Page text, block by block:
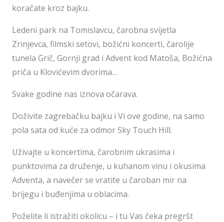
koračate kroz bajku.
Ledeni park na Tomislavcu, čarobna svijetla
Zrinjevca, filmski setovi, božićni koncerti, čarolije
tunela Grič, Gornji grad i Advent kod Matoša, Božićna
priča u Klovićevim dvorima…
Svake godine nas iznova očarava.
Doživite zagrebačku bajku i Vi ove godine, na samo
pola sata od kuće za odmor Sky Touch Hill.
Uživajte u koncertima, čarobnim ukrasima i
punktovima za druženje, u kuhanom vinu i okusima
Adventa, a navečer se vratite u čaroban mir na
brijegu i buđenjima u oblacima.
Poželite li istražiti okolicu – i tu Vas čeka pregršt